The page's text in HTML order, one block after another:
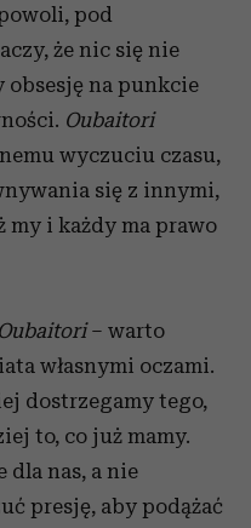
pod
że nic się nie
obsesję na punkcie
Oubaitori
wyczuciu czasu,
się z innymi,
i każdy ma prawo
Oubaitori– warto
własnymi oczami.
dostrzegamy tego,
to, co już mamy.
dla nas, a nie
presję, aby podążać